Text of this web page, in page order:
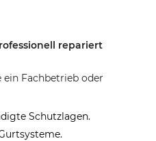
repariert
ein Fachbetrieb oder
Schutzlagen.